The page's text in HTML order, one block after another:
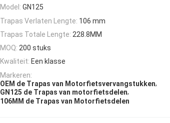
Model: GN125
Trapas Verlaten Lengte: 106 mm
Trapas Totale Lengte: 228.8MM
MOQ: 200 stuks
Kwaliteit: Een klasse
Markeren:
OEM de Trapas van Motorfietsvervangstukken,
GN125 de Trapas van motorfietsdelen,
106MM de Trapas van Motorfietsdelen